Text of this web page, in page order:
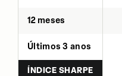
12 meses
Últimos 3 anos
ÍNDICE SHARPE